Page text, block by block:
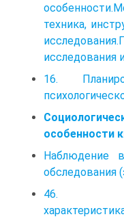
техника,
исследования
16.
особенности
Наблюдение
обследования
46.